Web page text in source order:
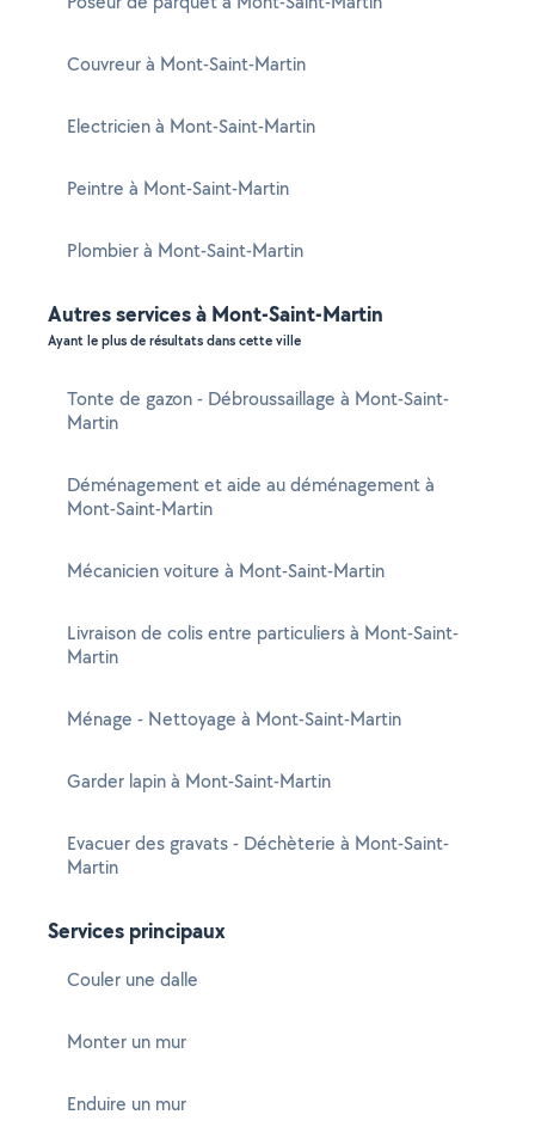
Couvreur à Mont-Saint-Martin
Electricien à Mont-Saint-Martin
Peintre à Mont-Saint-Martin
Plombier à Mont-Saint-Martin
Autres services à Mont-Saint-Martin
Ayant le plus de résultats dans cette ville
Tonte de gazon - Débroussaillage à Mont-Saint-
Martin
Déménagement et aide au déménagement à
Mont-Saint-Martin
Mécanicien voiture à Mont-Saint-Martin
Livraison de colis entre particuliers à Mont-Saint-
Martin
Ménage - Nettoyage à Mont-Saint-Martin
Garder lapin à Mont-Saint-Martin
Evacuer des gravats - Déchèterie à Mont-Saint-
Martin
Services principaux
Couler une dalle
Monter un mur
Enduire un mur